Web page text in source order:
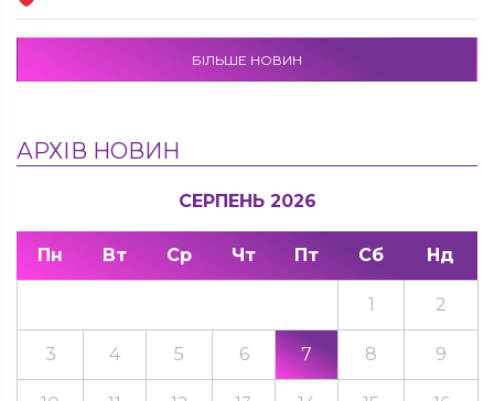
БІЛЬШЕ НОВИН
АРХІВ НОВИН
СЕРПЕНЬ 2026
Пн Вт Ср Чт Пт Сб Нд
1 2
3 4 5 6 7 8 9